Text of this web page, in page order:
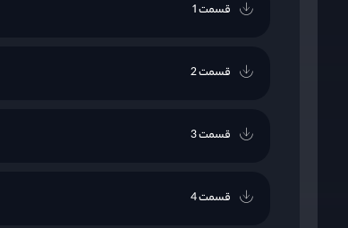
قسمت 1
قسمت 2
قسمت 3
قسمت 4